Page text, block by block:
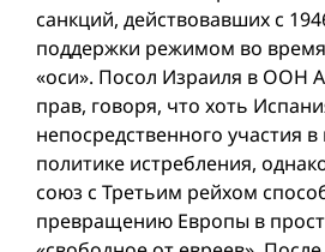
санкций, действовавших с
поддержки режимом во
«оси». Посол Израиля в ООН
прав, говоря, что хоть
непосредственного участия в
политике истребления,
союз с Третьим рейхом
превращению Европы в